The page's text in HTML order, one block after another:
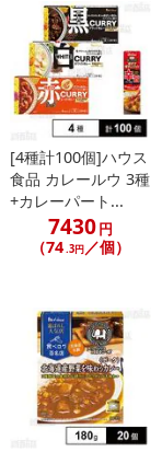
[4種計100個]ハウス
食品 カレールウ 3種
+カレーパート...
7430円
（74.3円／個）